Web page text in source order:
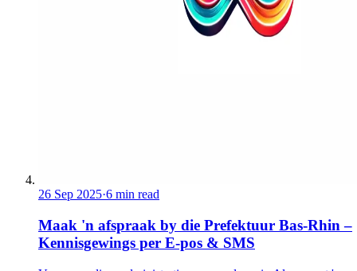
26 Sep 2025·6 min read
Maak 'n afspraak by die Prefektuur Bas-Rhin –
Kennisgewings per E-pos & SMS